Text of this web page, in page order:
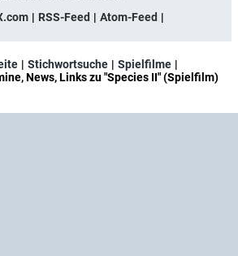
RSS-Feed
Atom-Feed
Stichwortsuche
Spielfilme
News, Links zu "Species II" (Spielfilm)